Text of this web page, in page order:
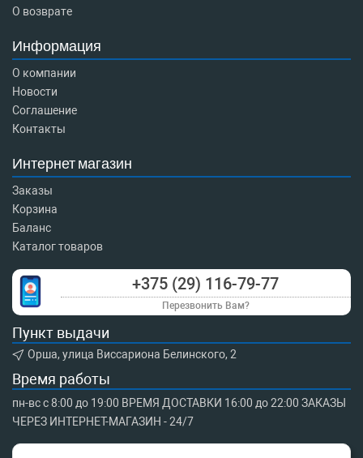
О возврате
Информация
О компании
Новости
Соглашение
Контакты
Интернет магазин
Заказы
Корзина
Баланс
Каталог товаров
+375 (29) 116-79-77
Перезвонить Вам?
Пункт выдачи
Орша, улица Виссариона Белинского, 2
Время работы
пн-вс с 8:00 до 19:00 ВРЕМЯ ДОСТАВКИ 16:00 до 22:00 ЗАКАЗЫ
ЧЕРЕЗ ИНТЕРНЕТ-МАГАЗИН - 24/7